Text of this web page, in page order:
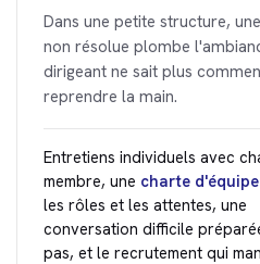
Dans une petite structure,
non résolue plombe
dirigeant ne sait plus
reprendre la main.
Entretiens individuels avec
membre, une charte d'équipe
les rôles et les attentes, une
conversation difficile
pas, et le recrutement qui